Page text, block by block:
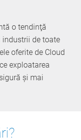
o tendinţă
de toate
oferite de Cloud
exploatarea
şi mai